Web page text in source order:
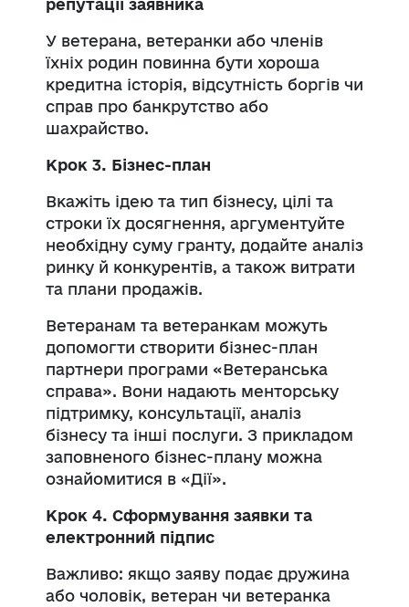
репутації заявника
У ветерана, ветеранки або членів
їхніх родин повинна бути хороша
кредитна історія, відсутність боргів чи
справ про банкрутство або
шахрайство.
Крок 3. Бізнес-план
Вкажіть ідею та тип бізнесу, цілі та
строки їх досягнення, аргументуйте
необхідну суму гранту, додайте аналіз
ринку й конкурентів, а також витрати
та плани продажів.
Ветеранам та ветеранкам можуть
допомогти створити бізнес-план
партнери програми «Ветеранська
справа». Вони надають менторську
підтримку, консультації, аналіз
бізнесу та інші послуги. З прикладом
заповненого бізнес-плану можна
ознайомитися в «Дії».
Крок 4. Сформування заявки та
електронний підпис
Важливо: якщо заяву подає дружина
або чоловік, ветеран чи ветеранка